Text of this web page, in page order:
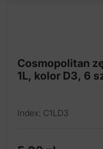
Cosmopolitan
1L, kolor D3, 6
Index: C1LD3